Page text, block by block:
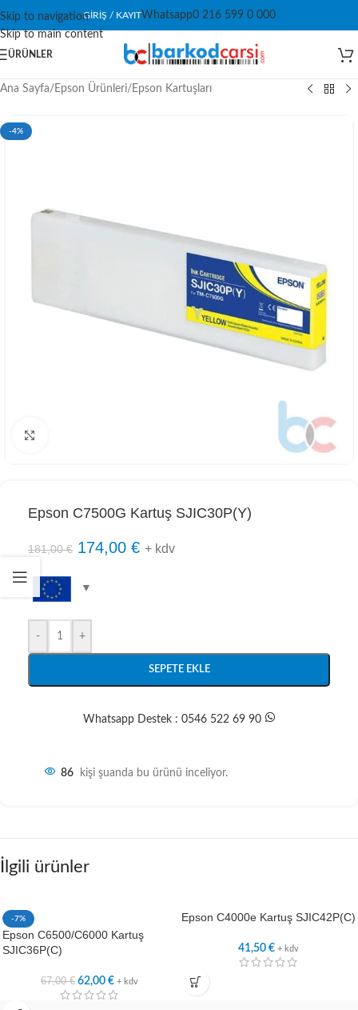
Skip to navigation
Skip to main content
GIRIŞ / KAYITWhatsapp0 216 599 0 000
ÜRÜNLER
Ana Sayfa/ Epson Ürünleri/ Epson Kartuşları
-4%
Epson C7500G Kartuş SJIC30P(Y)
181,00€ 174,00 € + kdv
- +
SEPETE EKLE
Whatsapp Destek : 0546 522 69 90
86 kişi şuanda bu ürünü inceliyor.
İlgili ürünler
-7%
Epson C6500/C6000 Kartuş
SJIC36P(C)
67,00€ 62,00 € + kdv
Epson C4000e Kartuş SJIC42P(C)
41,50 € + kdv